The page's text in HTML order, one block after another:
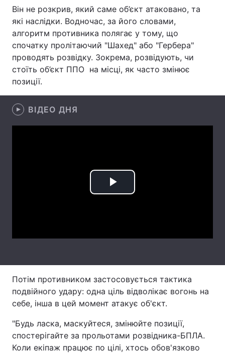
Цікавинки Погода
Екологія
Лонгріди
Відео з Youtube
Інтерв'ю
Архів Вакансії
Тема оформлення
Він не розкрив, який саме об’єкт атаковано, та
які наслідки. Водночас, за його словами,
алгоритм противника полягає у тому, що
спочатку пролітаючий "Шахед" або "Гербера"
проводять розвідку. Зокрема, розвідують, чи
стоїть об’єкт ППО на місці, як часто змінює
позиції.
ВІДЕО ДНЯ
Play
Потім противником застосовується тактика
подвійного удару: одна ціль відволікає вогонь на
себе, інша в цей момент атакує об'єкт.
"Будь ласка, маскуйтеся, змінюйте позиції,
спостерігайте за прольотами розвідника-БПЛА.
Коли екіпаж працює по цілі, хтось обов'язково